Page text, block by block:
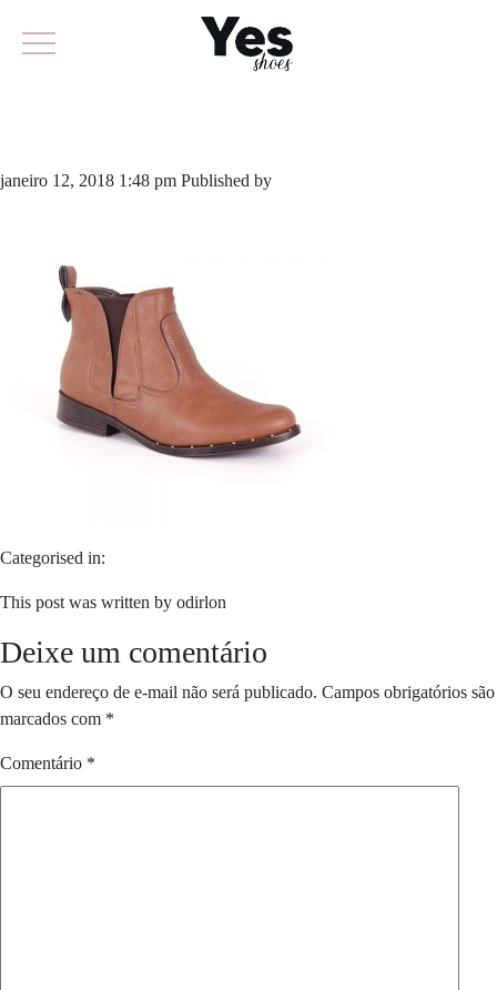
janeiro 12, 2018 1:48 pm Published by
Categorised in:
This post was written by odirlon
Deixe um comentário
O seu endereço de e-mail não será publicado. Campos obrigatórios são
marcados com *
Comentário *